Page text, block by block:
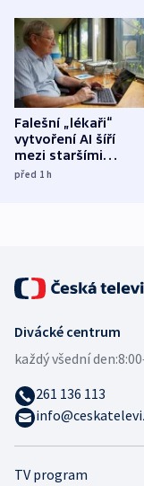
Falešní „lékaři“
vytvoření AI šíří
mezi staršími
Poláky nebezpečné
před 1h
TV program
Divácké centrum
každý všední den:
261 136 113